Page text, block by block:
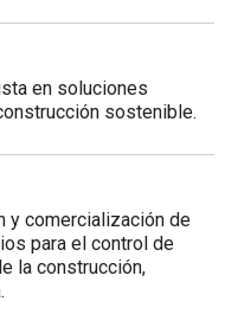
en soluciones
sostenible.
y comercialización de
para el control de
la construcción,